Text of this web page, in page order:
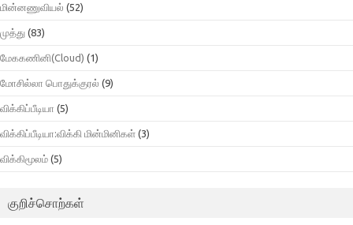
மின்னணுவியல் (52)
முத்து (83)
மேககணினி(Cloud) (1)
மோசில்லா பொதுக்குரல் (9)
விக்கிப்பீடியா (5)
விக்கிப்பீடியா:விக்கி மின்மினிகள் (3)
விக்கிமூலம் (5)
குறிச்சொற்கள்